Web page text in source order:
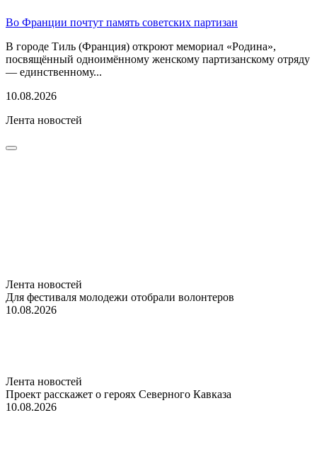
Во Франции почтут память советских партизан
В городе Тиль (Франция) откроют мемориал «Родина»,
посвящённый одноимённому женскому партизанскому отряду
— единственному...
10.08.2026
Лента новостей
Лента новостей
Для фестиваля молодежи отобрали волонтеров
10.08.2026
Лента новостей
Проект расскажет о героях Северного Кавказа
10.08.2026